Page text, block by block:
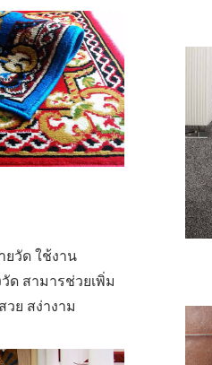
วัด ใช้งาน
ด สามารช่วยเพิ่ม
ย สง่างาม